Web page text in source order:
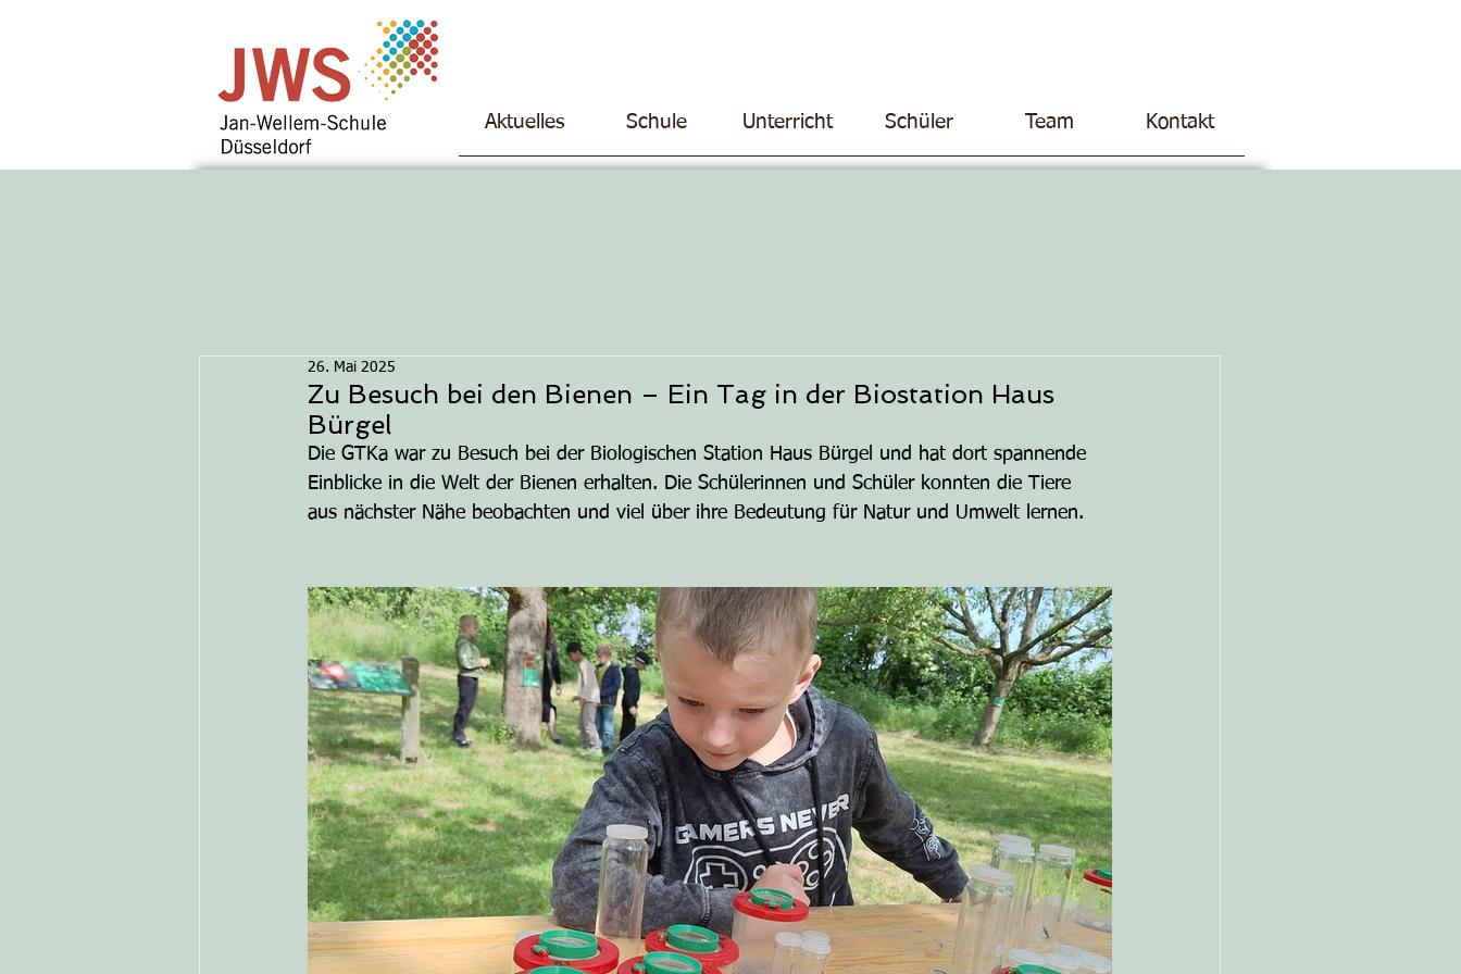
Aktuelles Schule Unterricht Schüler Team Kontakt
Zu Besuch bei den Bienen – Ein Tag in der Biostation Haus
Bürgel
26. Mai 2025
Die GTKa war zu Besuch bei der Biologischen Station Haus Bürgel und hat dort spannende
Einblicke in die Welt der Bienen erhalten. Die Schülerinnen und Schüler konnten die Tiere
aus nächster Nähe beobachten und viel über ihre Bedeutung für Natur und Umwelt lernen.